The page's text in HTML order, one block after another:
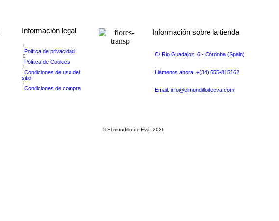
Información legal
Política de privacidad
Política de Cookies
Condiciones de uso del
sitio
Condiciones de compra
Información sobre la tienda
C/ Rio Guadajoz, 6 - Córdoba (Spain)
Llámenos ahora: +(34) 655-815162
Email: info@elmundillodeeva.com
© El mundillo de Eva 2026